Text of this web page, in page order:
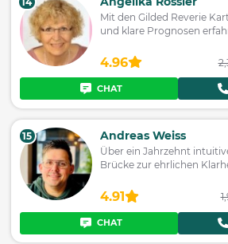
Mit den Gilded Reverie
und klare Prognosen
4.96
CHAT
15 Andreas Weiss
Über ein Jahrzehnt
Brücke zur ehrlichen
4.91
CHAT